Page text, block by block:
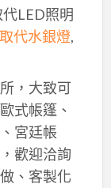
LED照明
取代水銀燈,
，大致可
式帳篷、
宮廷帳
歡迎洽詢
、客製化